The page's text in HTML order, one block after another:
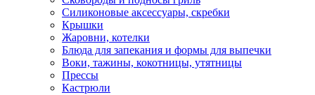
Силиконовые аксессуары, скребки
Крышки
Жаровни, котелки
Блюда для запекания и формы для выпечки
Воки, тажины, кокотницы, утятницы
Прессы
Кастрюли